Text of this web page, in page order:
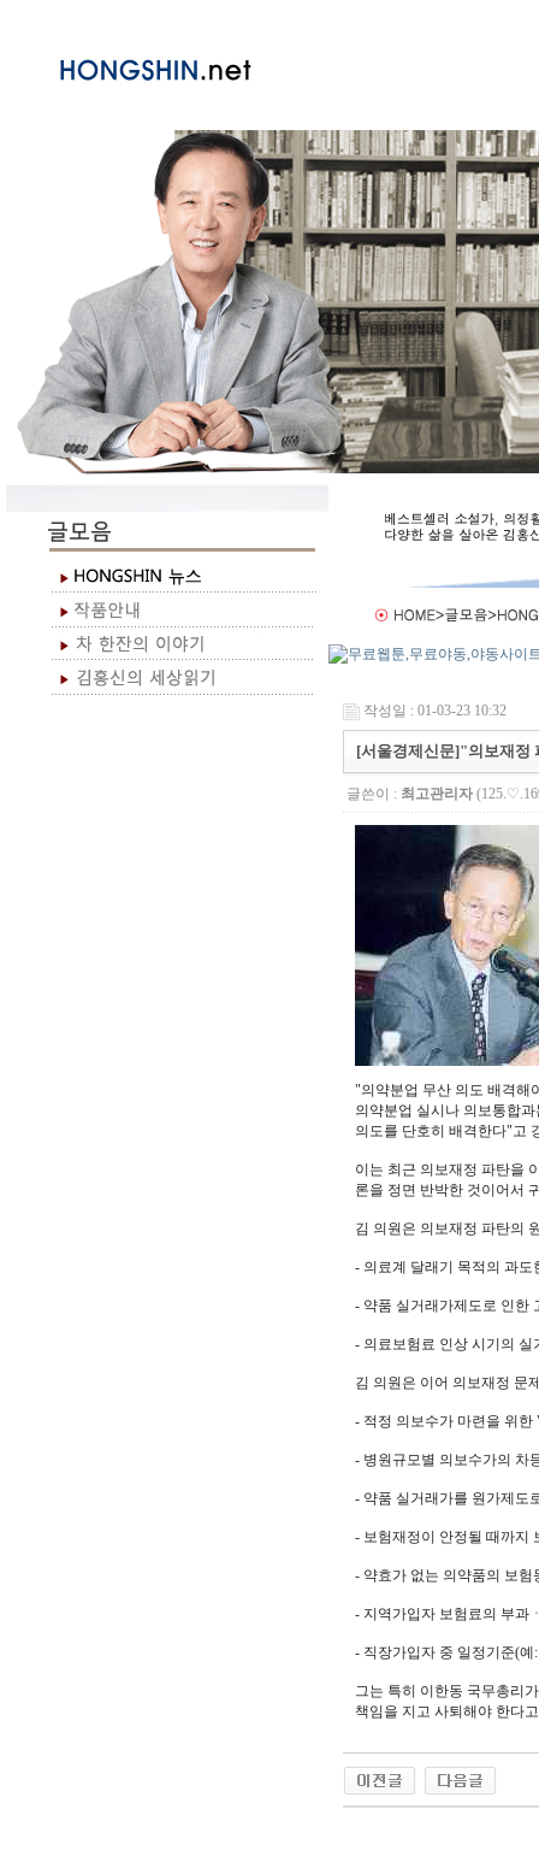
작성일 : 01-03-23 10:32
[서울경제신문]"의보재정
글쓴이 : 최고관리자
"의약분업 무산 의도 배격해
의약분업 실시나 의보통합
의도를 단호히 배격한다"고
이는 최근 의보재정 파탄을
론을 정면 반박한 것이어서
김 의원은 의보재정 파탄의
- 의료계 달래기 목적의 과도
- 약품 실거래가제도로 인한
- 의료보험료 인상 시기의 실
김 의원은 이어 의보재정 문
- 적정 의보수가 마련을 위
- 병원규모별 의보수가의 차
- 약품 실거래가를 원가제도
- 보험재정이 안정될 때까지
- 약효가 없는 의약품의 보험
- 지역가입자 보험료의 부과
- 직장가입자 중 일정기준(
그는 특히 이한동 국무총리
책임을 지고 사퇴해야 한다